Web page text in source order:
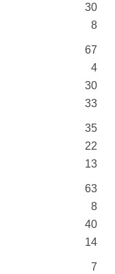
30
8
67
4
30
33
35
22
13
63
8
40
14
7